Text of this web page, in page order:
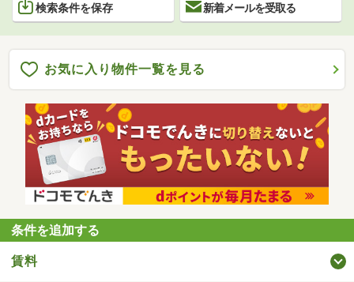
検索条件を保存 新着メールを受取る
お気に入り物件一覧を見る
条件を追加する
賃料